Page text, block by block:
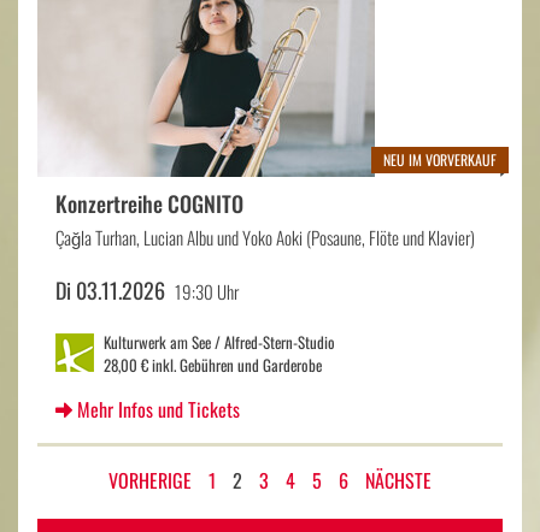
NEU IM VORVERKAUF
Konzertreihe COGNITO
Çağla Turhan, Lucian Albu und Yoko Aoki (Posaune, Flöte und Klavier)
Di 03.11.2026 19:30 Uhr
Kulturwerk am See / Alfred-Stern-Studio
28,00 € inkl. Gebühren und Garderobe
Mehr Infos und Tickets
VORHERIGE 1 2 3 4 5 6 NÄCHSTE